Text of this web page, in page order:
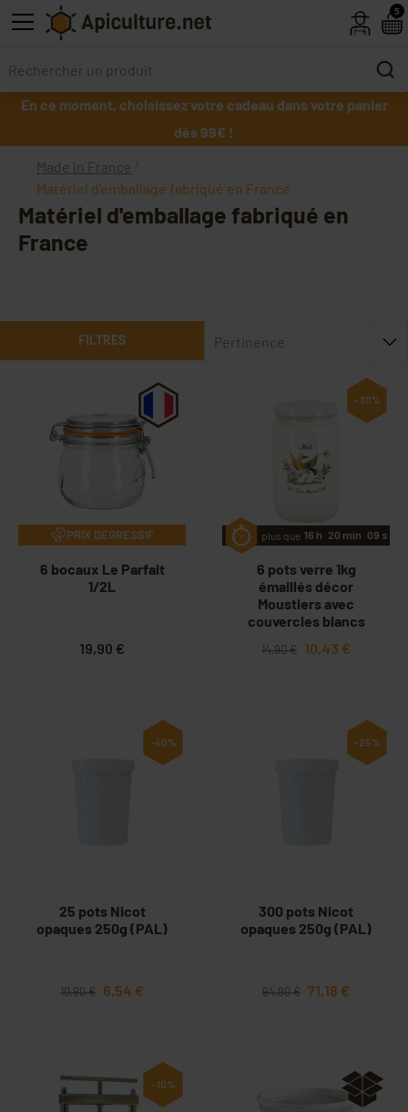
Skip to main content
En ce moment, choisissez votre cadeau dans votre panier
dès 99€ !
Made in France
Matériel d'emballage fabriqué en France
Matériel d'emballage fabriqué en
France
FILTRES Pertinence
PRIX DEGRESSIF
6 bocaux Le Parfait
1/2L
19,90 €
-30%
plus que 16 h 20 min 08 s
6 pots verre 1kg
émaillés décor
Moustiers avec
couvercles blancs
14,90 € 10,43 €
-40%
25 pots Nicot
opaques 250g (PAL)
10,90 € 6,54 €
-25%
300 pots Nicot
opaques 250g (PAL)
94,90 € 71,18 €
-10%
5